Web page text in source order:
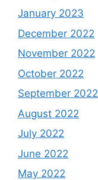
January 2023
December 2022
November 2022
October 2022
September 2022
August 2022
July 2022
June 2022
May 2022